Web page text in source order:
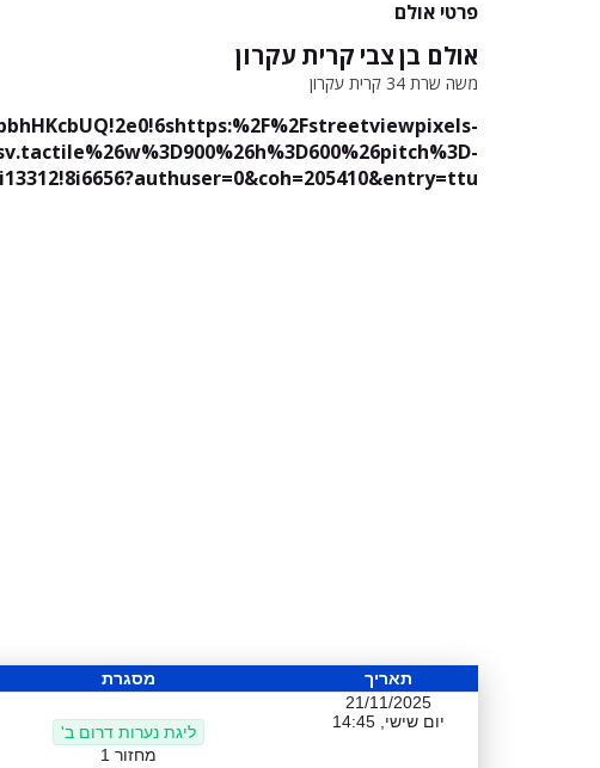
פרטי אולם
אולם בן צבי קרית עקרון
משה שרת 34 קרית עקרון
תאריך מסגרת
21/11/2025
יום שישי, 14:45
ליגת נערות דרום ב'
מחזור 1